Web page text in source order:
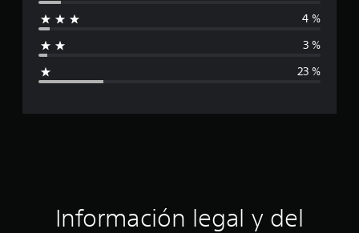
a
ó
4 %
3 %
23 %
Información legal y del